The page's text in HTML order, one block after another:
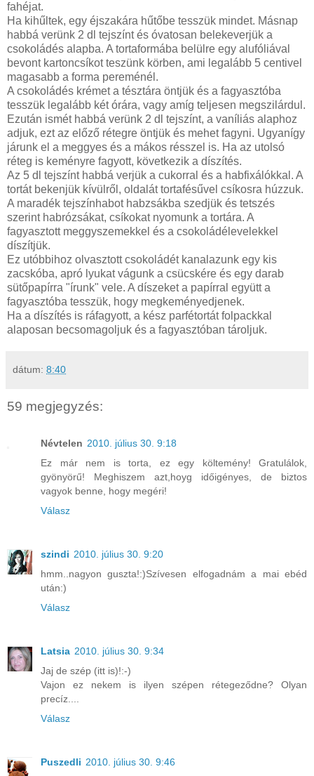
fahéjat.
Ha kihűltek, egy éjszakára hűtőbe tesszük mindet. Másnap
habbá verünk 2 dl tejszínt és óvatosan belekeverjük a
csokoládés alapba. A tortaformába belülre egy alufóliával
bevont kartoncsíkot teszünk körben, ami legalább 5 centivel
magasabb a forma pereménél.
A csokoládés krémet a tésztára öntjük és a fagyasztóba
tesszük legalább két órára, vagy amíg teljesen megszilárdul.
Ezután ismét habbá verünk 2 dl tejszínt, a vaníliás alaphoz
adjuk, ezt az előző rétegre öntjük és mehet fagyni. Ugyanígy
járunk el a meggyes és a mákos résszel is. Ha az utolsó
réteg is keményre fagyott, következik a díszítés.
Az 5 dl tejszínt habbá verjük a cukorral és a habfixálókkal. A
tortát bekenjük kívülről, oldalát tortafésűvel csíkosra húzzuk.
A maradék tejszínhabot habzsákba szedjük és tetszés
szerint habrózsákat, csíkokat nyomunk a tortára. A
fagyasztott meggyszemekkel és a csokoládélevelekkel
díszítjük.
Ez utóbbihoz olvasztott csokoládét kanalazunk egy kis
zacskóba, apró lyukat vágunk a csücskére és egy darab
sütőpapírra "írunk" vele. A díszeket a papírral együtt a
fagyasztóba tesszük, hogy megkeményedjenek.
Ha a díszítés is ráfagyott, a kész parfétortát folpackkal
alaposan becsomagoljuk és a fagyasztóban tároljuk.
dátum: 8:40
59 megjegyzés:
Névtelen 2010. július 30. 9:18
Ez már nem is torta, ez egy költemény! Gratulálok,
gyönyörű! Meghiszem azt,hoyg időigényes, de biztos
vagyok benne, hogy megéri!
Válasz
szindi 2010. július 30. 9:20
hmm..nagyon guszta!:)Szívesen elfogadnám a mai ebéd
után:)
Válasz
Latsia 2010. július 30. 9:34
Jaj de szép (itt is)!:-)
Vajon ez nekem is ilyen szépen rétegeződne? Olyan
precíz....
Válasz
Puszedli 2010. július 30. 9:46